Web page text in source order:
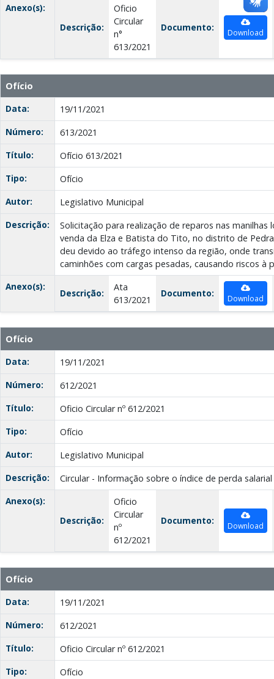
Anexo(s):
Descrição:
Oficio
Circular
n°
613/2021
Documento: Download
Ofício
Data:
19/11/2021
Número:
613/2021
Título:
Ofício 613/2021
Tipo:
Ofício
Autor:
Legislativo Municipal
Descrição:
Solicitação para realização de reparos nas manilhas
venda da Elza e Batista do Tito, no distrito de
deu devido ao tráfego intenso da região, onde
caminhões com cargas pesadas, causando riscos à
Anexo(s):
Descrição:
Ata
613/2021
Documento: Download
Ofício
Data:
19/11/2021
Número:
612/2021
Título:
Oficio Circular nº 612/2021
Tipo:
Ofício
Autor:
Legislativo Municipal
Descrição:
Circular - Informação sobre o índice de perda salarial
Anexo(s):
Descrição:
Oficio
Circular
nº
612/2021
Documento: Download
Ofício
Data:
19/11/2021
Número:
612/2021
Título:
Oficio Circular nº 612/2021
Tipo:
Ofício